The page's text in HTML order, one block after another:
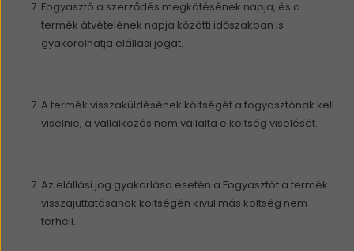
Fogyasztó a szerződés megkötésének napja, és a
termék átvételének napja közötti időszakban is
gyakorolhatja elállási jogát.
A termék visszaküldésének költségét a fogyasztónak kell
viselnie, a vállalkozás nem vállalta e költség viselését.
Az elállási jog gyakorlása esetén a Fogyasztót a termék
visszajuttatásának költségén kívül más költség nem
terheli.